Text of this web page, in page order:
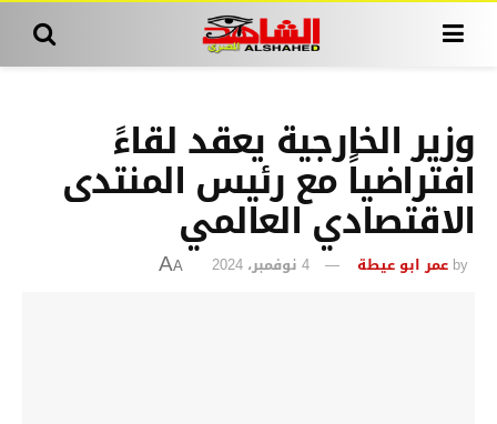
وزير الخارجية يعقد لقاءً
افتراضياً مع رئيس المنتدى
الاقتصادي العالمي
by عمر ابو عيطة 4 نوفمبر، 2024 A
A